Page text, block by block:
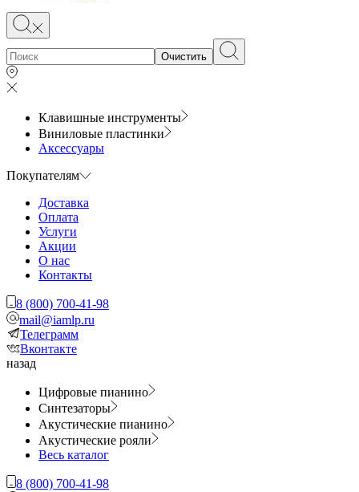
Очистить
Клавишные инструменты
Виниловые пластинки
Аксессуары
Покупателям
Доставка
Оплата
Услуги
Акции
О нас
Контакты
8 (800) 700-41-98
mail@iamlp.ru
Телеграмм
Вконтакте
назад
Цифровые пианино
Синтезаторы
Акустические пианино
Акустические рояли
Весь каталог
8 (800) 700-41-98